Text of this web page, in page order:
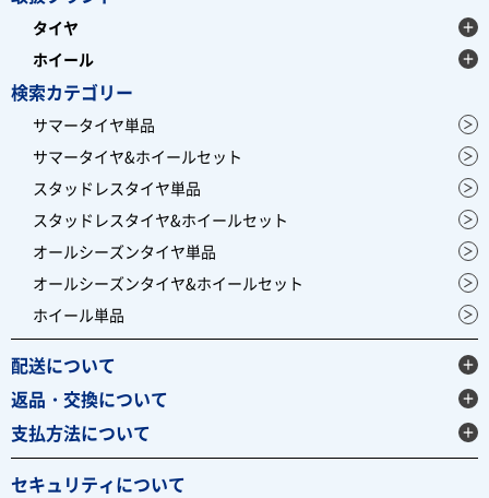
タイヤ
ホイール
検索カテゴリー
サマータイヤ単品
サマータイヤ&ホイールセット
スタッドレスタイヤ単品
スタッドレスタイヤ&ホイールセット
オールシーズンタイヤ単品
オールシーズンタイヤ&ホイールセット
ホイール単品
配送について
返品・交換について
支払方法について
セキュリティについて